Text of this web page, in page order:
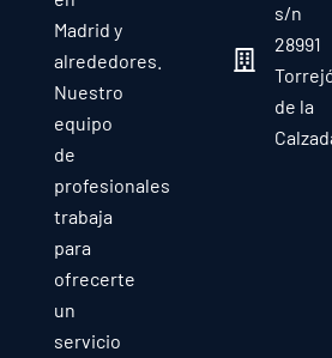
Madrid y
alrededores.
Nuestro
equipo
de
profesionales
trabaja
para
ofrecerte
un
servicio
s/n
28991
de la